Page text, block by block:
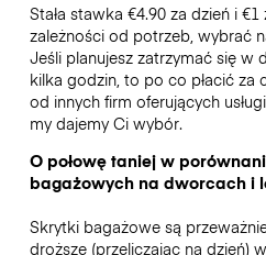
Stała stawka €4.90 za dzień i
zależności od potrzeb, wybrać
Jeśli planujesz zatrzymać się w
kilka godzin, to po co płacić za
od innych firm oferujących
my dajemy Ci wybór.
O połowę taniej w
bagażowych na dworcach i
Skrytki bagażowe są
droższe (przeliczając na dzień)